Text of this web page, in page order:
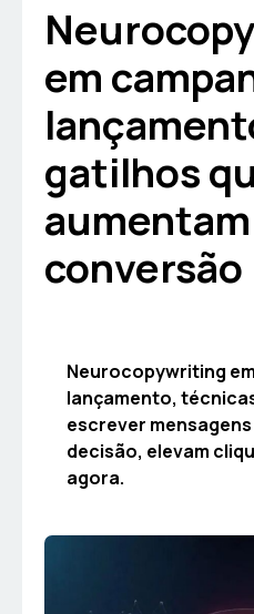
em
gatilhos
aumentam
conversão
Neurocopywriting
lançamento,
escrever
decisão, elevam
agora.